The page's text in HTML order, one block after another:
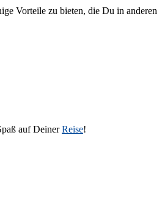
Vorteile zu bieten, die Du in anderen
auf DeinerReise!